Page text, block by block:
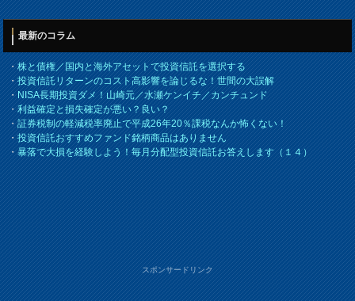
最新のコラム
・株と債権／国内と海外アセットで投資信託を選択する
・投資信託リターンのコスト高影響を論じるな！世間の大誤解
・NISA長期投資ダメ！山崎元／水瀬ケンイチ／カンチュンド
・利益確定と損失確定が悪い？良い？
・証券税制の軽減税率廃止で平成26年20％課税なんか怖くない！
・投資信託おすすめファンド銘柄商品はありません
・暴落で大損を経験しよう！毎月分配型投資信託お答えします（１４）
スポンサードリンク